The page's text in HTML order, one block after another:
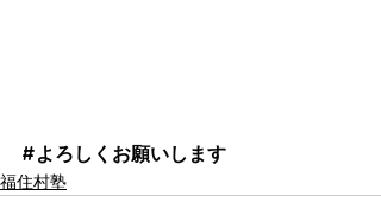
#よろしくお願いします
福住村塾